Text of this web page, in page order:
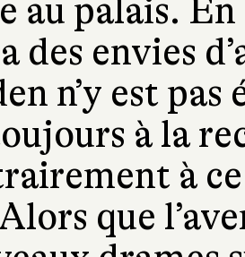
au palais.
des envies
n’y est
à la
à
que